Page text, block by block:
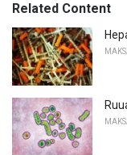
Related Content